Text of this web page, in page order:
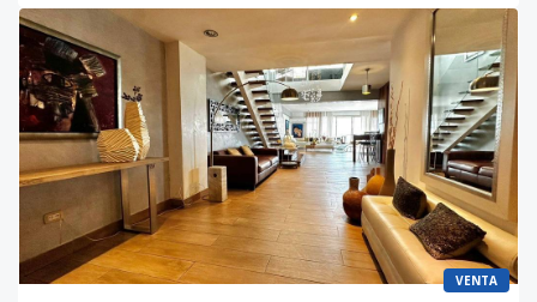
VENTA